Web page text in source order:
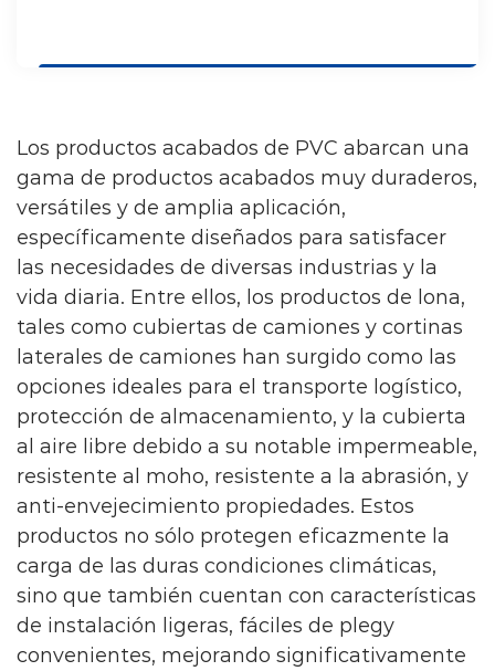
complejos, y sus ventajas, como una
mantenimiento, son muy favorecidas
por la industria de la construcción.
La manguera plana de PVC está
diseñada para aplicaciones livianas y
pesadas; las mangueras se usan
comúnmente en equipos agrícolas.
Donde se requiere un flujo continuo de
agua a través de sistemas de riego.
Otras aplicaciones incluyen bombas de
agua, piscinas y spas, construcción,
minas y marina.
Ventilación e intercambio de aire: al
efectivo de aire interior y exterior,
mejorando la calidad del aire interior.
Eliminación de gases de escape: en las
cocinas de restaurantes, hoteles y
establecimientos similares, los
conductos de ventilación sirven como
dispositivos primarios de control de la
contaminación y descargan gases
nocivos como los vapores de aceite de
cocina.
Suministro de aire y refrigeración: en los
sistemas de aire acondicionado, los
conductos de ventilación distribuyen
aire frío, contribuyendo a la reducción
de la temperatura interior.
Eliminación de polvo y evacuación de
Los productos acabados de PVC abarcan una
gama de productos acabados muy duraderos,
versátiles y de amplia aplicación,
específicamente diseñados para satisfacer
las necesidades de diversas industrias y la
vida diaria. Entre ellos, los productos de lona,
tales como cubiertas de camiones y cortinas
laterales de camiones han surgido como las
opciones ideales para el transporte logístico,
protección de almacenamiento, y la cubierta
al aire libre debido a su notable impermeable,
resistente al moho, resistente a la abrasión, y
anti-envejecimiento propiedades. Estos
productos no sólo protegen eficazmente la
carga de las duras condiciones climáticas,
sino que también cuentan con características
de instalación ligeras, fáciles de plegy
convenientes, mejorando significativamente